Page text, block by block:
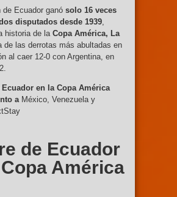
de Ecuador ganó solo 16 veces
disputados desde 1939,
historia de laCopa América, La
de las derrotas más abultadas en
al caer 12-0 con Argentina, en
en la Copa América
a México, Venezuela y
de Ecuador
América